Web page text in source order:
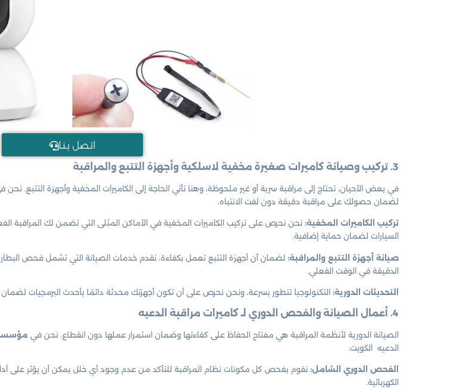
اتـصل بـنـا
3. تركيب وصيانة كاميرات صغيرة مخفية لاسلكية وأجهزة التتبع والمراقبة
في بعض الأحيان، تحتاج إلى مراقبة سرية أو غير ملحوظة، وهنا تأتي الحاجة إلى الكاميرات المخفية وأجهزة التتبع. نحن
لضمان حصولك على مراقبة دقيقة دون لفت الانتباه.
تركيب الكاميرات المخفية: نحن نحرص على تركيب الكاميرات المخفية في الأماكن المثلى التي تضمن لك المراقبة
السيارات لضمان حماية إضافية.
صيانة أجهزة التتبع والمراقبة: لضمان أن أجهزة التتبع تعمل بكفاءة، نقدم خدمات الصيانة التي تشمل فحص
الدقيقة في الوقت الفعلي.
التحديثات الدورية: التكنولوجيا تتطور بسرعة، ونحن نحرص على أن تكون أجهزتك محدثة دائمًا بأحدث البرمجيات لضمان
4. أعمال الصيانة والفحص الدوري لـ كاميرات مراقبة الدعيه
الصيانة الدورية لأنظمة المراقبة هي مفتاح الحفاظ على كفاءتها وضمان استمرار عملها دون انقطاع. نحن في مؤسسة
الدعيه الكويت.
الفحص الدوري الشامل: نقوم بفحص كل مكونات نظام المراقبة للتأكد من عدم وجود أي خلل يمكن أن يؤثر على
الكهربائية.